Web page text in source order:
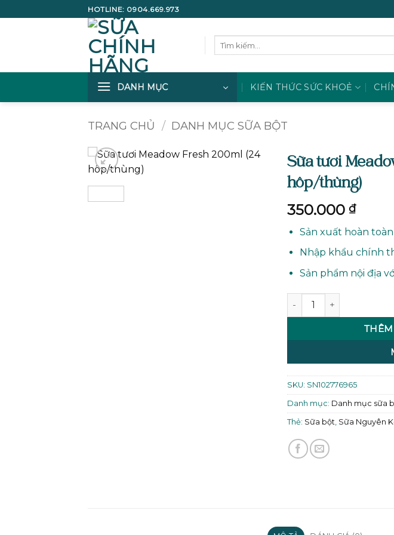
qua
HOTLINE: 0904.669.973
DANH MỤC KIẾN THỨC SỨC KHOẺ
TRANG CHỦ / DANH MỤC SỮA BỘT
Sữa tươi
hôp/thùng)
350.000 ₫
Sản xuất hoàn
Nhập khẩu chính
Sản phẩm nội địa
Sữa tươi Meadow
SKU: SN102776965
Danh mục: Danh mục sữa
Thẻ: Sữa bột, Sữa Nguyên